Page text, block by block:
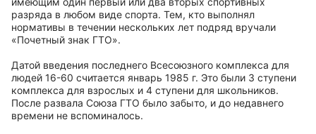
разряда в любом виде спорта. Тем, кто выполнял
нормативы в течении нескольких лет подряд вручали
«Почетный знак ГТО».
Датой введения последнего Всесоюзного комплекса для
людей 16-60 считается январь 1985 г. Это были 3 ступени
комплекса для взрослых и 4 ступени для школьников.
После развала Союза ГТО было забыто, и до недавнего
времени не вспоминалось.